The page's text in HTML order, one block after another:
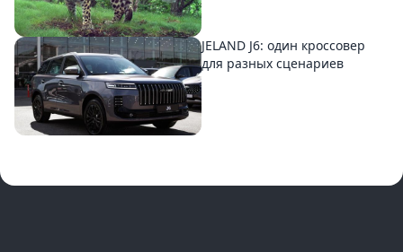
JELAND J6: один кроссовер
для разных сценариев